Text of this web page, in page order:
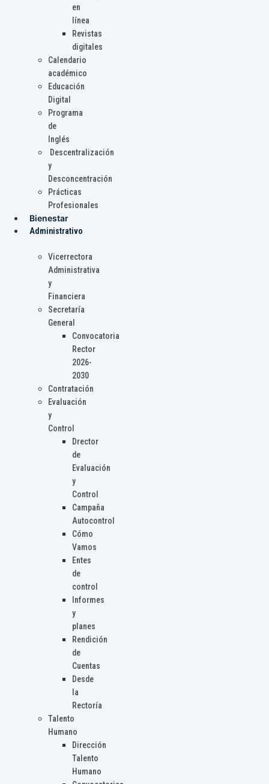
en
línea
Revistas
digitales
Calendario
académico
Educación
Digital
Programa
de
Inglés
Descentralización
y
Desconcentración
Prácticas
Profesionales
Bienestar
Administrativo
Vicerrectora
Administrativa
y
Financiera
Secretaría
General
Convocatoria
Rector
2026-
2030
Contratación
Evaluación
y
Control
Drector
de
Evaluación
y
Control
Campaña
Autocontrol
Cómo
Vamos
Entes
de
control
Informes
y
planes
Rendición
de
Cuentas
Desde
la
Rectoría
Talento
Humano
Dirección
Talento
Humano